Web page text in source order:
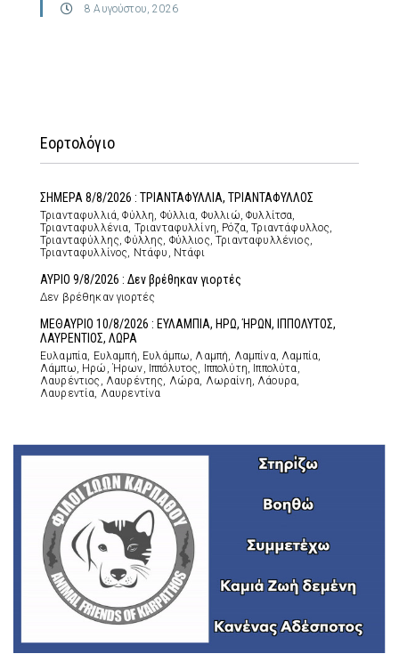
8 Αυγούστου, 2026
Εορτολόγιο
ΣΗΜΕΡΑ 8/8/2026 : ΤΡΙΑΝΤΑΦΥΛΛΙΑ, ΤΡΙΑΝΤΑΦΥΛΛΟΣ
Τριανταφυλλιά, Φύλλη, Φύλλια, Φυλλιώ, Φυλλίτσα,
Τριανταφυλλένια, Τριανταφυλλίνη, Ρόζα, Τριαντάφυλλος,
Τριανταφύλλης, Φύλλης, Φύλλιος, Τριανταφυλλένιος,
Τριανταφυλλίνος, Ντάφυ, Ντάφι
ΑΥΡΙΟ 9/8/2026 : Δεν βρέθηκαν γιορτές
Δεν βρέθηκαν γιορτές
ΜΕΘΑΥΡΙΟ 10/8/2026 : ΕΥΛΑΜΠΙΑ, ΗΡΩ, ΉΡΩΝ, ΙΠΠΟΛΥΤΟΣ,
ΛΑΥΡΕΝΤΙΟΣ, ΛΩΡΑ
Ευλαμπία, Ευλαμπή, Ευλάμπω, Λαμπή, Λαμπίνα, Λαμπία,
Λάμπω, Ηρώ, Ήρων, Ιππόλυτος, Ιππολύτη, Ιππολύτα,
Λαυρέντιος, Λαυρέντης, Λώρα, Λωραίνη, Λάουρα,
Λαυρεντία, Λαυρεντίνα